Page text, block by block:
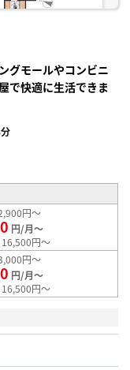
グモールやコンビニ
で快適に生活できま
円～
円/月～
円～
円～
円/月～
円～